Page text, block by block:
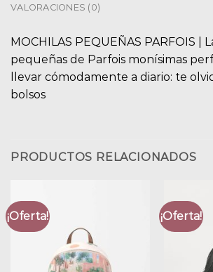
VALORACIONES (0)
MOCHILAS PEQUEÑAS PARFOIS |
pequeñas de Parfois monísimas
llevar cómodamente a diario: te
bolsos
PRODUCTOS RELACIONADOS
¡Oferta! ¡Oferta!